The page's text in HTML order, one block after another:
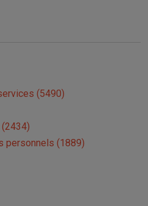
(5490)
personnels (1889)